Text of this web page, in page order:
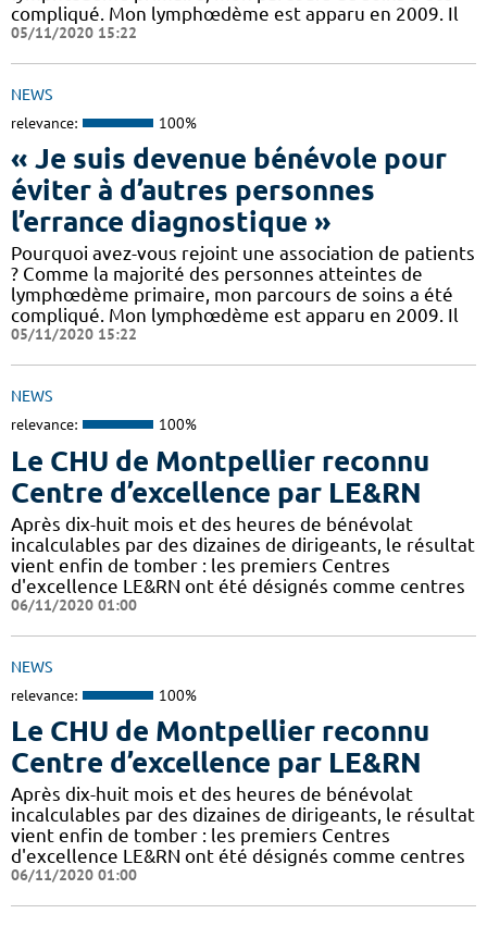
compliqué. Mon lymphœdème est apparu en 2009. Il
05/11/2020 15:22
NEWS
relevance: 100%
« Je suis devenue bénévole pour
éviter à d’autres personnes
l’errance diagnostique »
Pourquoi avez-vous rejoint une association de patients
? Comme la majorité des personnes atteintes de
lymphœdème primaire, mon parcours de soins a été
compliqué. Mon lymphœdème est apparu en 2009. Il
05/11/2020 15:22
NEWS
relevance: 100%
Le CHU de Montpellier reconnu
Centre d’excellence par LE&RN
Après dix-huit mois et des heures de bénévolat
incalculables par des dizaines de dirigeants, le résultat
vient enfin de tomber : les premiers Centres
d'excellence LE&RN ont été désignés comme centres
06/11/2020 01:00
NEWS
relevance: 100%
Le CHU de Montpellier reconnu
Centre d’excellence par LE&RN
Après dix-huit mois et des heures de bénévolat
incalculables par des dizaines de dirigeants, le résultat
vient enfin de tomber : les premiers Centres
d'excellence LE&RN ont été désignés comme centres
06/11/2020 01:00